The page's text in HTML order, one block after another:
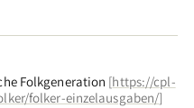
Folkgeneration [https://cpl-
folker-einzelausgaben/]